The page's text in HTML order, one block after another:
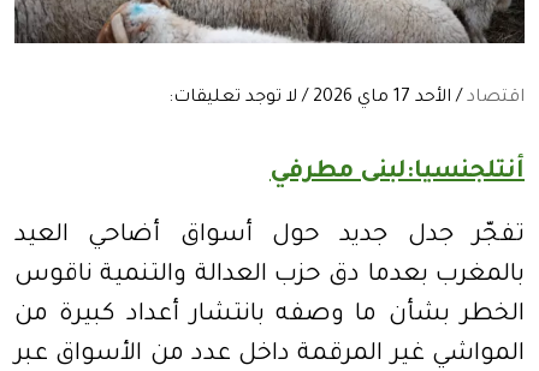
اقتصاد / الأحد 17 ماي 2026 / لا توجد تعليقات:
أنتلجنسيا:لبنى مطرفي
تفجّر جدل جديد حول أسواق أضاحي العيد
بالمغرب بعدما دق حزب العدالة والتنمية ناقوس
الخطر بشأن ما وصفه بانتشار أعداد كبيرة من
المواشي غير المرقمة داخل عدد من الأسواق عبر